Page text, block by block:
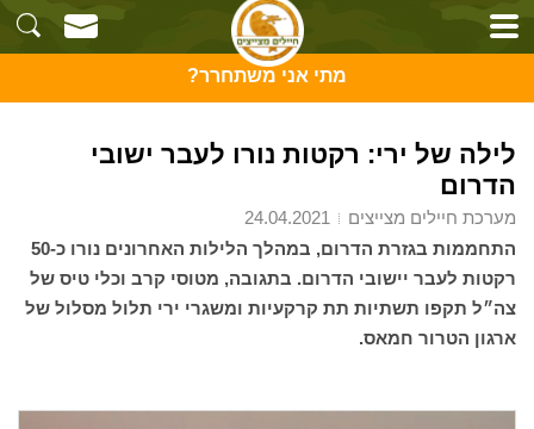
מתי אני משתחרר?
לילה של ירי: רקטות נורו לעבר ישובי
הדרום
מערכת חיילים מצייצים
התחממות בגזרת הדרום, במהלך הלילות האחרונים נורו כ-50
רקטות לעבר יישובי הדרום. בתגובה, מטוסי קרב וכלי טיס של
צה״ל תקפו תשתיות תת קרקעיות ומשגרי ירי תלול מסלול של
ארגון הטרור חמאס.